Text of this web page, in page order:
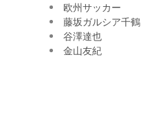
欧州サッカー
藤坂ガルシア千鶴
谷澤達也
金山友紀